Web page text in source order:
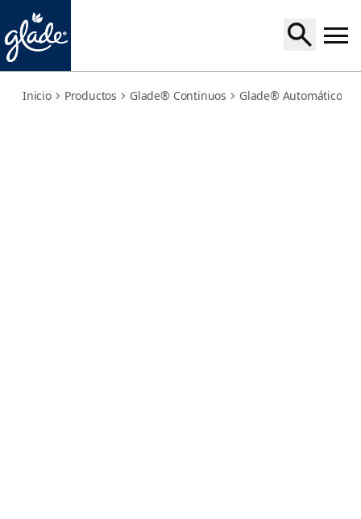
Inicio Productos Glade® Continuos Glade® Automático